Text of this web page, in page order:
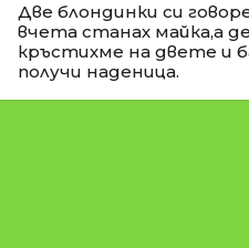
Две блондинки си
вчета станах майка,а
кръстихме на двете и
получи наденица.